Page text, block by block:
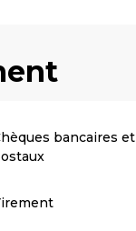
bancaires et